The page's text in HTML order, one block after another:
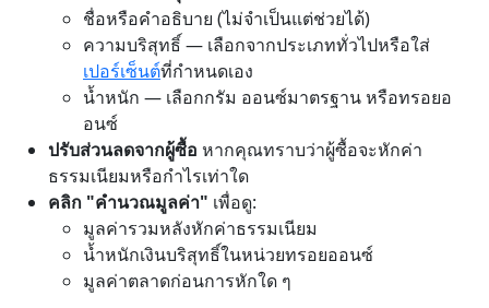
ชื่อหรือคำอธิบาย (ไม่จำเป็นแต่ช่วยได้)
ความบริสุทธิ์ — เลือกจากประเภททั่วไปหรือใส่
เปอร์เซ็นต์ที่กำหนดเอง
น้ำหนัก — เลือกกรัม ออนซ์มาตรฐาน หรือทรอยอ
อนซ์
ปรับส่วนลดจากผู้ซื้อ หากคุณทราบว่าผู้ซื้อจะหักค่า
ธรรมเนียมหรือกำไรเท่าใด
คลิก "คำนวณมูลค่า" เพื่อดู:
มูลค่ารวมหลังหักค่าธรรมเนียม
น้ำหนักเงินบริสุทธิ์ในหน่วยทรอยออนซ์
มูลค่าตลาดก่อนการหักใด ๆ